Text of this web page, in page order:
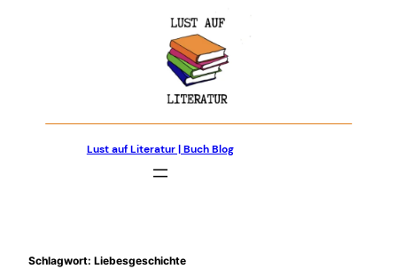
Lust auf Literatur | Buch Blog
Schlagwort: Liebesgeschichte